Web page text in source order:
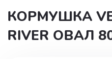
КОРМУШКА
RIVER ОВАЛ